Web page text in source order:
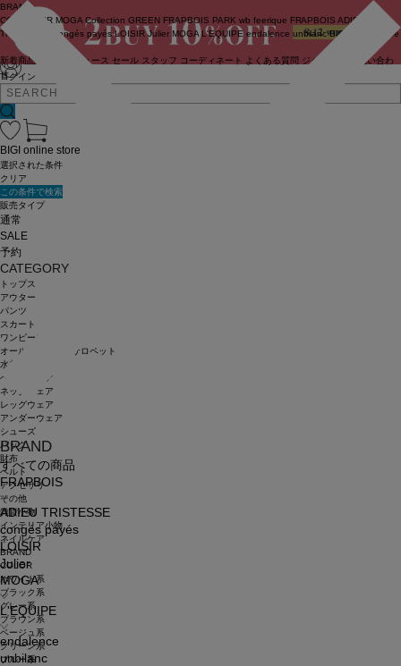
ログイン
BRAND
COUTURIER MOGA Collection GREEN FRAPBOIS PARK wb feerique FRAPBOIS ADIEU
TRISTESSE
congés payés LOISIR Julier MOGA L'EQUIPE endalence unbilanc BIGI online store
新着商品 ニュース セール スタッフ コーディネート よくある質問 ジャーナル
お問い合わ
せ
BRAND
すべての商品
FRAPBOIS
ADIEU TRISTESSE
congés payés
LOISIR
Julier
MOGA
L'EQUIPE
endalence
unbilanc
BIGI online store
選択された条件
クリア
この条件で検索
販売タイプ
通常
SALE
予約
CATEGORY
トップス
アウター
パンツ
スカート
ワンピース
オールインワン・サロペット
水着
ヘッドウェア
ネックウェア
レッグウェア
アンダーウェア
シューズ
バッグ
財布
ベルト
アクセサリ
その他
雑貨小物
インテリア小物
ネイルケア
BRAND
COLOR
ホワイト系
ブラック系
グレー系
ブラウン系
ベージュ系
グリーン系
ブルー系